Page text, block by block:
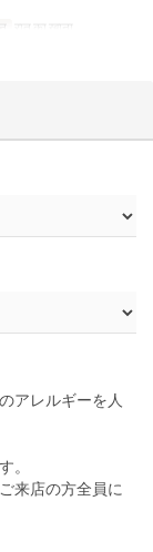
रात का खाना
アレルギーを人
。
来店の方全員に